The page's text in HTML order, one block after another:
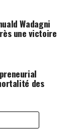
Wadagni
une victoire
des